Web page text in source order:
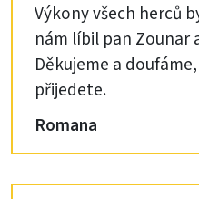
Výkony všech herců
nám líbil pan Zounar
Děkujeme a
přijedete.
Romana